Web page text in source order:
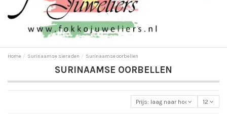
Home Surinaamse sieraden Surinaamse oorbellen
SURINAAMSE OORBELLEN
Prijs: laag naar hoog 12